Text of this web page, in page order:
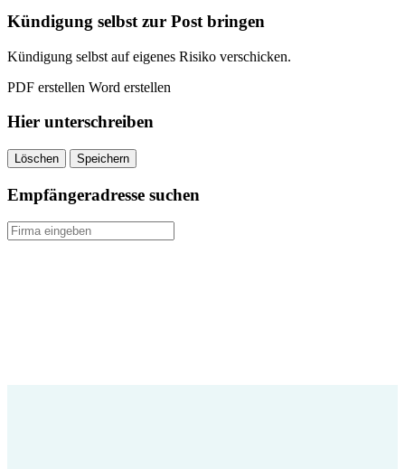
Kündigung selbst zur Post bringen
Kündigung selbst auf eigenes Risiko verschicken.
PDF erstellen Word erstellen
Hier unterschreiben
Löschen Speichern
Empfängeradresse suchen